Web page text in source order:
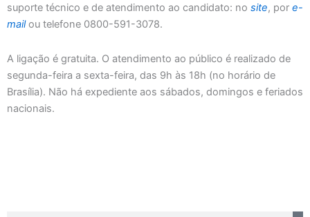
suporte técnico e de atendimento ao candidato: no site, por e-
mailou telefone 0800-591-3078.
A ligação é gratuita. O atendimento ao público é realizado de
segunda-feira a sexta-feira, das 9h às 18h (no horário de
Brasília). Não há expediente aos sábados, domingos e feriados
nacionais.